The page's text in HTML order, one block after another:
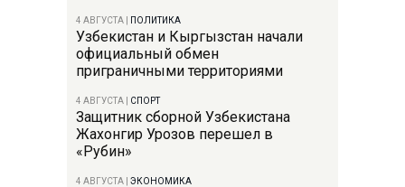
4 АВГУСТА ПОЛИТИКА
Узбекистан и Кыргызстан начали
официальный обмен
приграничными территориями
4 АВГУСТА СПОРТ
Защитник сборной Узбекистана
Жахонгир Урозов перешел в
«Рубин»
4 АВГУСТА ЭКОНОМИКА